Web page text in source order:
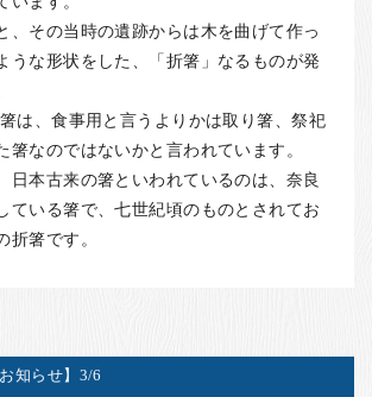
、その当時の遺跡からは木を曲げて作っ
うな形状をした、「折箸」なるものが発
は、食事用と言うよりかは取り箸、祭祀
箸なのではないかと言われています。
日本古来の箸といわれているのは、奈良
ている箸で、七世紀頃のものとされてお
折箸です。
知らせ】3/6